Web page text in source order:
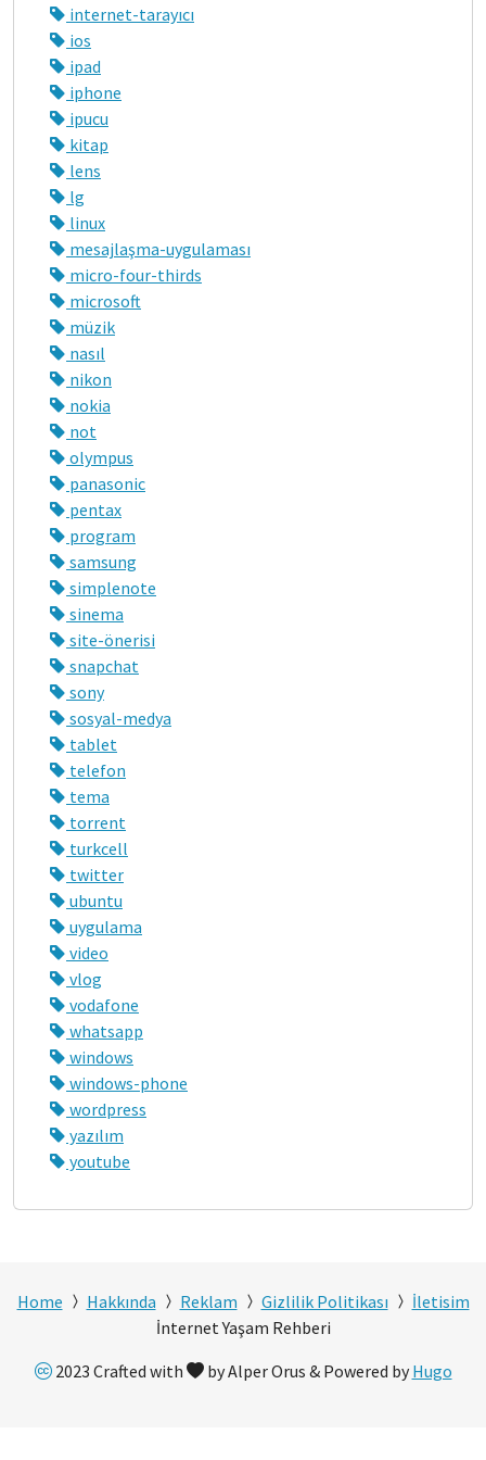
internet-tarayıcı
ios
ipad
iphone
ipucu
kitap
lens
lg
linux
mesajlaşma-uygulaması
micro-four-thirds
microsoft
müzik
nasıl
nikon
nokia
not
olympus
panasonic
pentax
program
samsung
simplenote
sinema
site-önerisi
snapchat
sony
sosyal-medya
tablet
telefon
tema
torrent
turkcell
twitter
ubuntu
uygulama
video
vlog
vodafone
whatsapp
windows
windows-phone
wordpress
yazılım
youtube
Home Hakkında Reklam Gizlilik Politikası
İletisim
İnternet Yaşam Rehberi
2023 Crafted with
by Alper Orus & Powered byHugo